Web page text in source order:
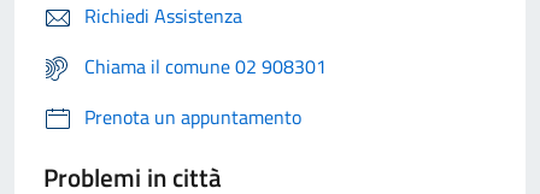
Richiedi Assistenza
Chiama il comune 02 908301
Prenota un appuntamento
Problemi in città